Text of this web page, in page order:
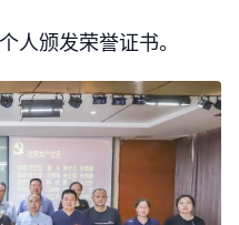
人颁发荣誉证书。